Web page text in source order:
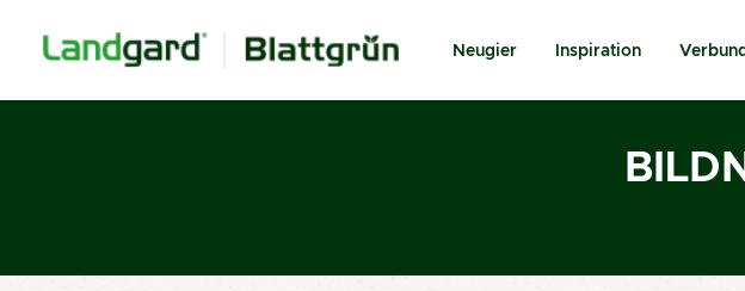
Neugier Inspiration